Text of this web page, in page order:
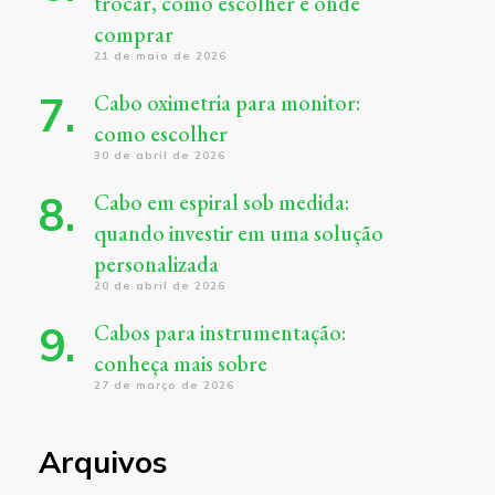
comprar
21 de maio de 2026
Cabo oximetria para monitor:
como escolher
30 de abril de 2026
Cabo em espiral sob medida:
quando investir em uma solução
personalizada
20 de abril de 2026
Cabos para instrumentação:
conheça mais sobre
27 de março de 2026
Arquivos